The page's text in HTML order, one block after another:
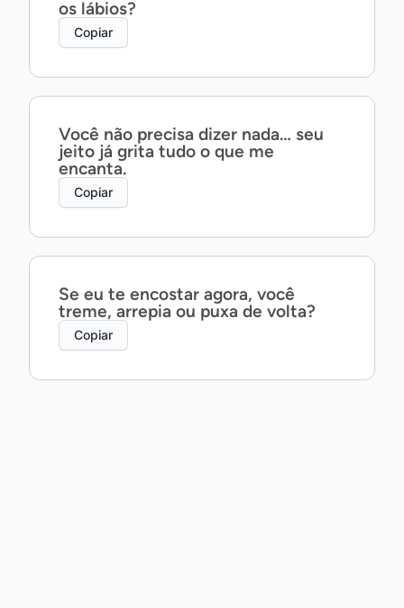
os lábios?
Copiar
Você não precisa dizer nada… seu
jeito já grita tudo o que me
encanta.
Copiar
Se eu te encostar agora, você
treme, arrepia ou puxa de volta?
Copiar